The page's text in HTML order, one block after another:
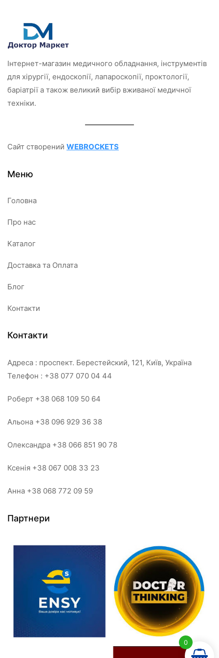
Інтернет-магазин медичного обладнання, інструментів
для хірургії, ендоскопії, лапароскопії, проктології,
баріатрії а також великий вибір вживаної медичної
техніки.
Сайт створений WEBROCKETS
Меню
Головна
Про нас
Каталог
Доставка та Оплата
Блог
Контакти
Контакти
Адреса : проспект. Берестейский, 121, Київ, Україна
Телефон : +38 077 070 04 44
Роберт +38 068 109 50 64
Альона +38 096 929 36 38
Олександра +38 066 851 90 78
Ксенія +38 067 008 33 23
Анна +38 068 772 09 59
Партнери
0